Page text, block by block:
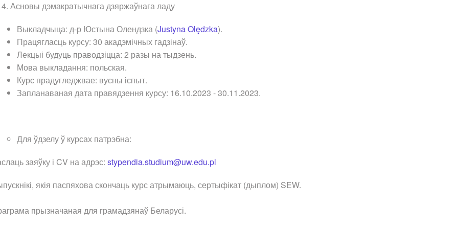
Асновы дэмакратычнага дзяржаўнага ладу
Выкладчыца: д-р Юстына Олендзка (Justyna Olędzka).
Працягласць курсу: 30 акадэмічных гадзінаў.
Лекцыі будуць праводзіцца: 2 разы на тыдзень.
Мова выкладання: польская.
Курс прадугледжвае: вусны іспыт.
Запланаваная дата правядзення курсу: 16.10.2023 - 30.11.2023.
Для ўдзелу ў курсах патрэбна:
заяўку і CV на адрэс:stypendia.studium@uw.edu.pl
якія паспяхова скончаць курс атрымаюць, сертыфікат (дыплом) SEW.
прызначаная для грамадзянаў Беларусі.